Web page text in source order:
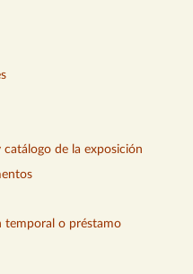
catálogo de la exposición
temporal o préstamo